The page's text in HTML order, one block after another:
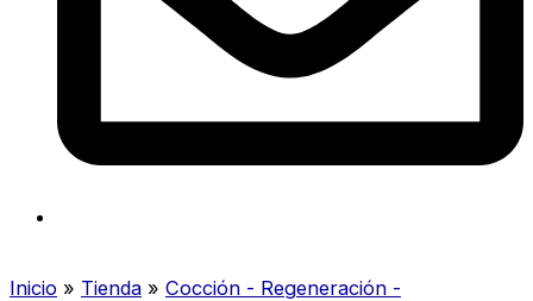
Inicio » Tienda » Cocción - Regeneración -